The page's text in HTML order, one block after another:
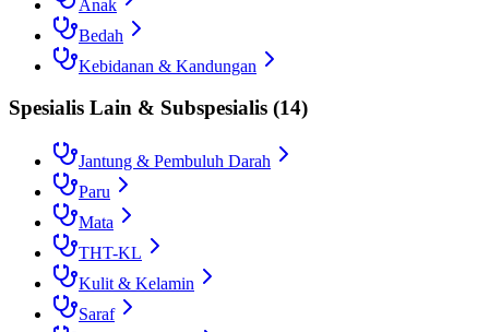
Anak
Bedah
Kebidanan & Kandungan
Spesialis Lain & Subspesialis (14)
Jantung & Pembuluh Darah
Paru
Mata
THT-KL
Kulit & Kelamin
Saraf